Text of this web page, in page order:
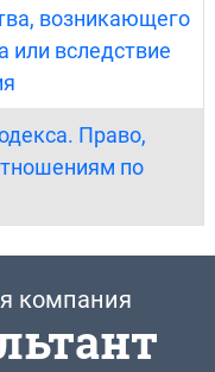
возникающего
или вследствие
Право,
по
компания